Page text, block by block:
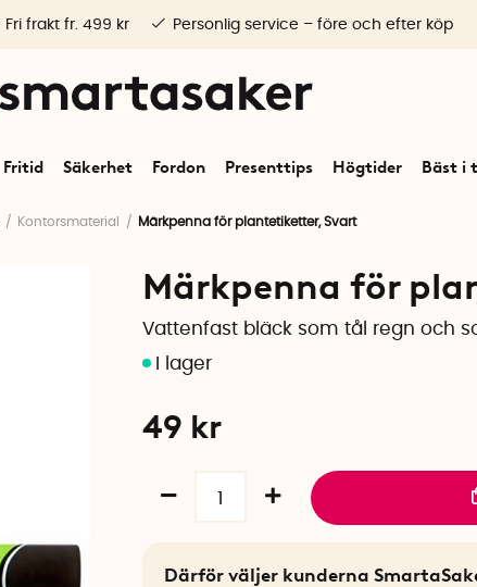
Fritid Säkerhet Fordon Presenttips Högtider Bäst i
Fri frakt fr. 499 kr Personlig service – före och efter köp
Kontorsmaterial Märkpenna för plantetiketter, Svart
Märkpenna för
Vattenfast bläck som tål regn och
49 kr
Därför väljer kunderna